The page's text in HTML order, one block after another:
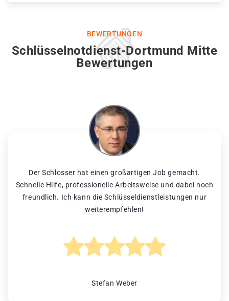
BEWERTUNGEN
Schlüsselnotdienst-Dortmund Mitte
Bewertungen
Der Schlosser hat einen großartigen Job gemacht.
Schnelle Hilfe, professionelle Arbeitsweise und dabei noch
freundlich. Ich kann die Schlüsseldienstleistungen nur
weiterempfehlen!
Stefan Weber